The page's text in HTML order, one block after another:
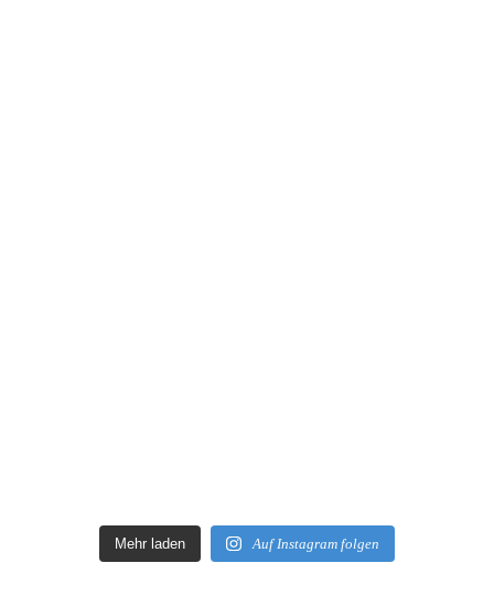
Mehr laden Auf Instagram folgen